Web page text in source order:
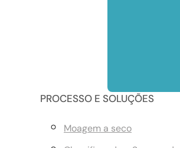
PROCESSO E SOLUÇÕES
Moagem a seco